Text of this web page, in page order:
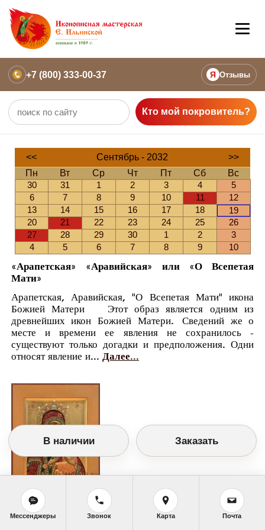
+7 (800) 333-00-37 Я Отзывы
Кто мой покровитель?
<< Сентябрь - 2032
>>
Пн
Вт Ср Чт Пт Сб
Вс
30
31 1 2 3 4
5
6
7 8 9 10 11
12
13
14 15 16 17 18
19
20
21 22 23 24 25
26
27
28 29 30 1 2
3
4
5 6 7 8 9 10
«Арапетская» «Аравийская» или «О Всепетая
Мати»
Арапетская, Аравийская, "О Всепетая Мати" икона
Божией Матери Этот образ является одним из
древнейших икон Божией Матери. Сведений же о
месте и времени ее явления не сохранилось -
существуют только догадки и предположения. Одни
относят явление и... Далее...
Православный календарь
В наличии Заказать
Мессенджеры Звонок Карта Почта